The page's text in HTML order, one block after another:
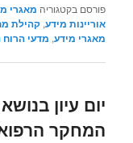
פורסם בקטגוריה מאגרי
אוריינות מידע,קהילת
מאגרי מידע, מדעי הרוח
יום עיון
המחקר